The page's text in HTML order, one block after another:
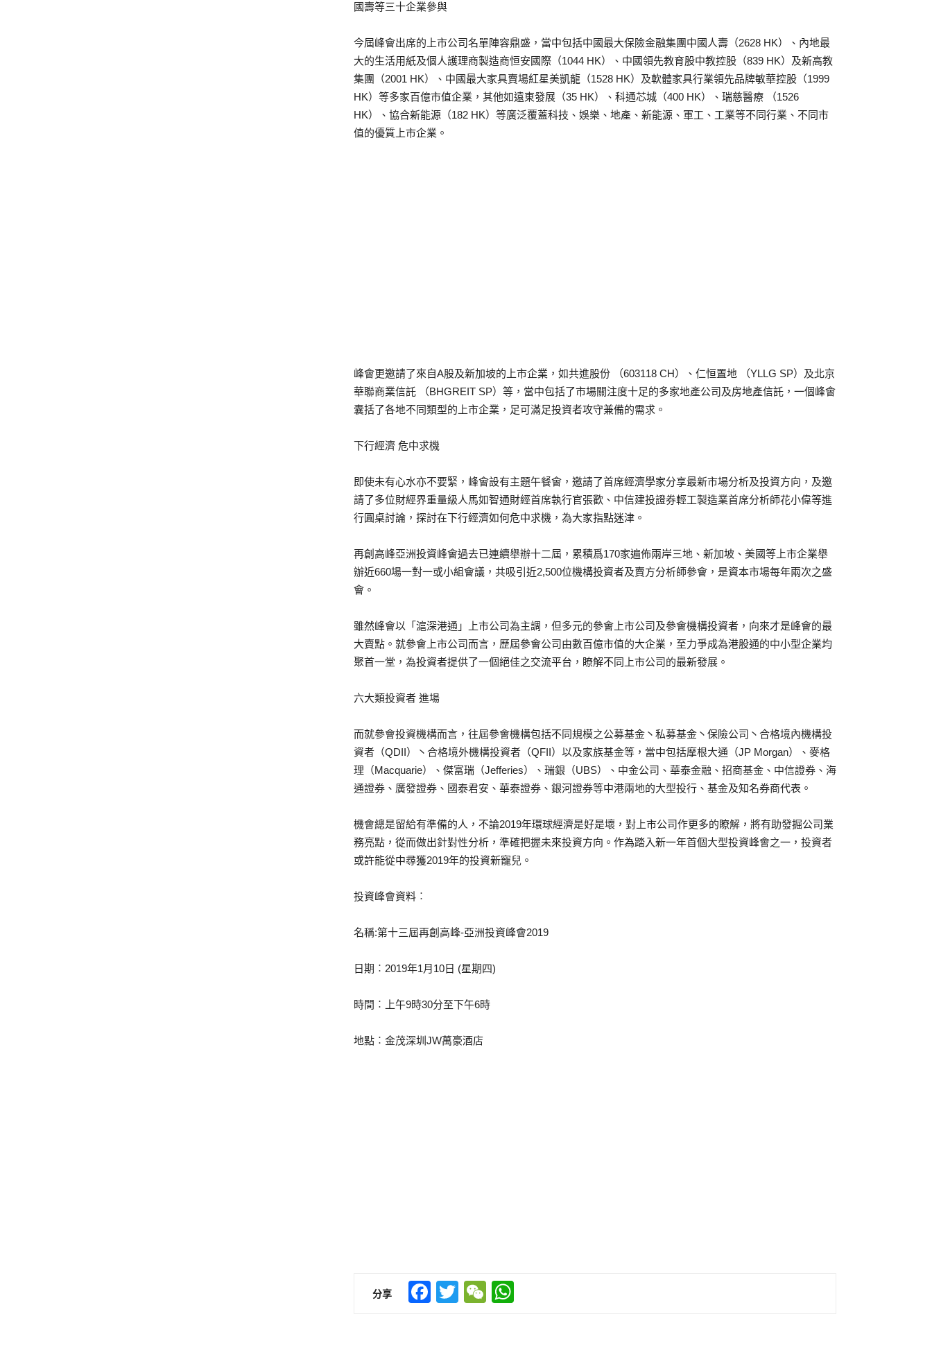
國壽等三十企業參與
今屆峰會出席的上市公司名單陣容鼎盛，當中包括中國最大保險金融集團中國人壽（2628 HK）、內地最
大的生活用紙及個人護理商製造商恒安國際（1044 HK）、中國領先教育股中教控股（839 HK）及新高教
集團（2001 HK）、中國最大家具賣場紅星美凱龍（1528 HK）及軟體家具行業領先品牌敏華控股（1999
HK）等多家百億市值企業，其他如遠東發展（35 HK）、科通芯城（400 HK）、瑞慈醫療 （1526
HK）、協合新能源（182 HK）等廣泛覆蓋科技、娛樂、地產、新能源、軍工、工業等不同行業、不同市
值的優質上市企業。
峰會更邀請了來自A股及新加坡的上市企業，如共進股份 （603118 CH）、仁恒置地 （YLLG SP）及北京
華聯商業信託 （BHGREIT SP）等，當中包括了市場關注度十足的多家地產公司及房地產信託，一個峰會
囊括了各地不同類型的上市企業，足可滿足投資者攻守兼備的需求。
下行經濟 危中求機
即使未有心水亦不要緊，峰會設有主題午餐會，邀請了首席經濟學家分享最新市場分析及投資方向，及邀
請了多位財經界重量級人馬如智通財經首席執行官張歡、中信建投證券輕工製造業首席分析師花小偉等進
行圓桌討論，探討在下行經濟如何危中求機，為大家指點迷津。
再創高峰亞洲投資峰會過去已連續舉辦十二屆，累積爲170家遍佈兩岸三地、新加坡、美國等上市企業舉
辦近660場一對一或小組會議，共吸引近2,500位機構投資者及賣方分析師參會，是資本市場每年兩次之盛
會。
雖然峰會以「滬深港通」上市公司為主調，但多元的參會上市公司及參會機構投資者，向來才是峰會的最
大賣點。就參會上市公司而言，歷屆參會公司由數百億市值的大企業，至力爭成為港股通的中小型企業均
聚首一堂，為投資者提供了一個絕佳之交流平台，瞭解不同上市公司的最新發展。
六大類投資者 進場
而就參會投資機構而言，往屆參會機構包括不同規模之公募基金丶私募基金丶保險公司丶合格境內機構投
資者（QDII）丶合格境外機構投資者（QFII）以及家族基金等，當中包括摩根大通（JP Morgan）、麥格
理（Macquarie）、傑富瑞（Jefferies）、瑞銀（UBS）、中金公司、華泰金融、招商基金、中信證券、海
通證券、廣發證券、國泰君安、華泰證券、銀河證券等中港兩地的大型投行、基金及知名券商代表。
機會總是留給有準備的人，不論2019年環球經濟是好是壞，對上市公司作更多的瞭解，將有助發掘公司業
務亮點，從而做出針對性分析，準確把握未來投資方向。作為踏入新一年首個大型投資峰會之一，投資者
或許能從中尋獲2019年的投資新寵兒。
投資峰會資料︰
名稱:第十三屆再創高峰-亞洲投資峰會2019
日期︰2019年1月10日 (星期四)
時間︰上午9時30分至下午6時
地點︰金茂深圳JW萬豪酒店
分享 Facebook
TwitterWeChat